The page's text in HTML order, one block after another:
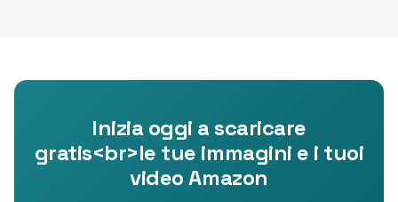
Inizia oggi a scaricare
gratis<br>le tue immagini e i tuoi
video Amazon